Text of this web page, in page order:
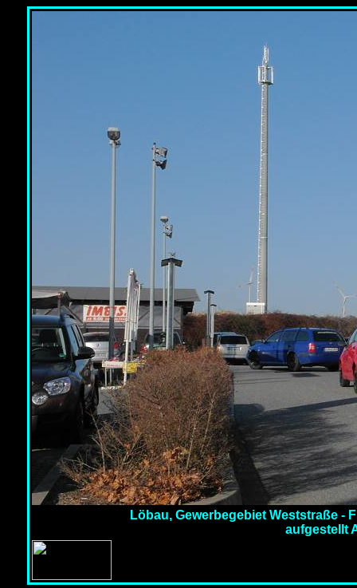
Löbau, Gewerbegebiet Weststraße -
aufgestellt